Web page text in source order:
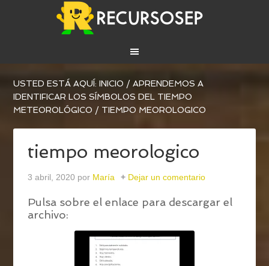
USTED ESTÁ AQUÍ:INICIO / APRENDEMOS A
IDENTIFICAR LOS SÍMBOLOS DEL TIEMPO
METEOROLÓGICO / TIEMPO MEOROLOGICO
tiempo meorologico
3 abril, 2020 por María Dejar un comentario
Pulsa sobre el enlace para descargar el
archivo: